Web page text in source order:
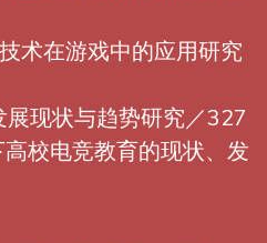
术在游戏中的应用研究
现状与趋势研究／327
高校电竞教育的现状、发